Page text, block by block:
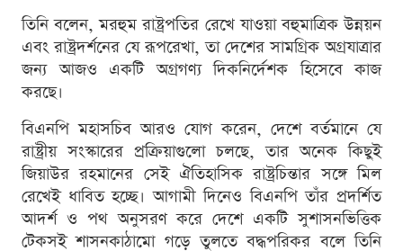
তিনি বলেন, মরহুম রাষ্ট্রপতির রেখে যাওয়া বহুমাত্রিক উন্নয়ন
এবং রাষ্ট্রদর্শনের যে রূপরেখা, তা দেশের সামগ্রিক অগ্রযাত্রার
জন্য আজও একটি অগ্রগণ্য দিকনির্দেশক হিসেবে কাজ
করছে।
বিএনপি মহাসচিব আরও যোগ করেন, দেশে বর্তমানে যে
রাষ্ট্রীয় সংস্কারের প্রক্রিয়াগুলো চলছে, তার অনেক কিছুই
জিয়াউর রহমানের সেই ঐতিহাসিক রাষ্ট্রচিন্তার সঙ্গে মিল
রেখেই ধাবিত হচ্ছে। আগামী দিনেও বিএনপি তাঁর প্রদর্শিত
আদর্শ ও পথ অনুসরণ করে দেশে একটি সুশাসনভিত্তিক
টেকসই শাসনকাঠামো গড়ে তুলতে বদ্ধপরিকর বলে তিনি